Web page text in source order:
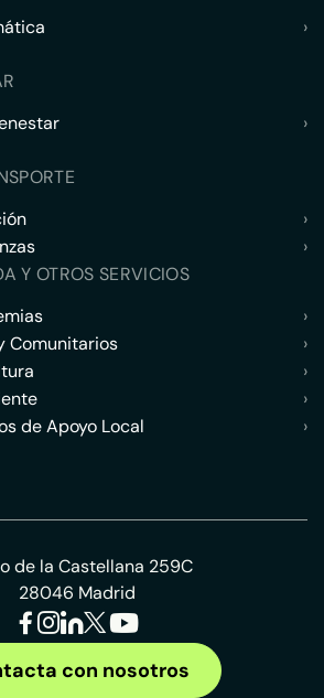
›
›
›
›
Y OTROS SERVICIOS
›
Comunitarios
›
›
›
de Apoyo Local
›
de la Castellana 259C
28046 Madrid
con nosotros